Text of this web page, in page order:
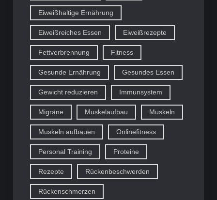
Eiweißhaltige Ernährung
Eiweißreiches Essen Eiweißrezepte
Fettverbrennung Fitness
Gesunde Ernährung Gesundes Essen
Gewicht reduzieren Immunsystem
Migräne Muskelaufbau Muskeln
Muskeln aufbauen Onlinefitness
Personal Training Proteine
Rezepte Rückenbeschwerden
Rückenschmerzen